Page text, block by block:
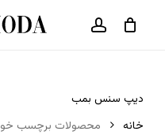
حساب کاربری
سبد خرید
دیپ سنس بمب
خانه
محصولات برچسب
بستن